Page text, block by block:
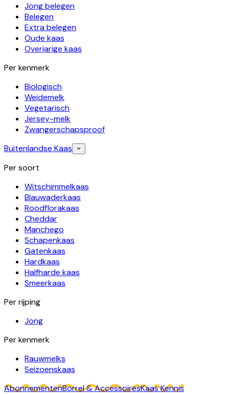
Jong belegen
Belegen
Extra belegen
Oude kaas
Overjarige kaas
Per kenmerk
Biologisch
Weidemelk
Vegetarisch
Jersey-melk
Zwangerschapsproof
Buitenlandse Kaas
Per soort
Witschimmelkaas
Blauwaderkaas
Roodflorakaas
Cheddar
Manchego
Schapenkaas
Gatenkaas
Hardkaas
Halfharde kaas
Smeerkaas
Per rijping
Jong
Per kenmerk
Rauwmelks
Seizoenskaas
AbonnementenBorrel & AccessoiresKaas Kennis